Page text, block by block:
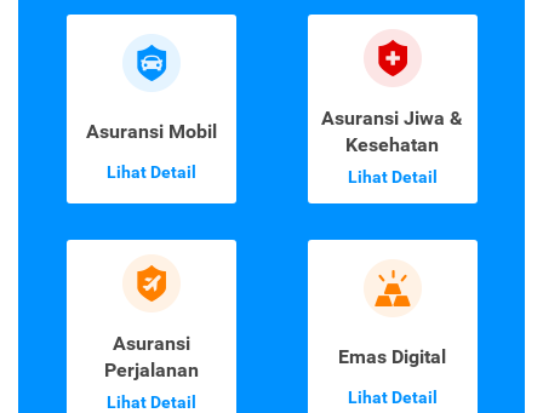
Asuransi Mobil
Lihat Detail
Asuransi Jiwa &
Kesehatan
Lihat Detail
Asuransi
Perjalanan
Lihat Detail
Emas Digital
Lihat Detail